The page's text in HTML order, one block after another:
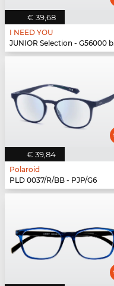
€ 39,68
I NEED YOU
JUNIOR Selection - G56000 blau-blau
€ 39,84
Polaroid
PLD 0037/R/BB - PJP/G6